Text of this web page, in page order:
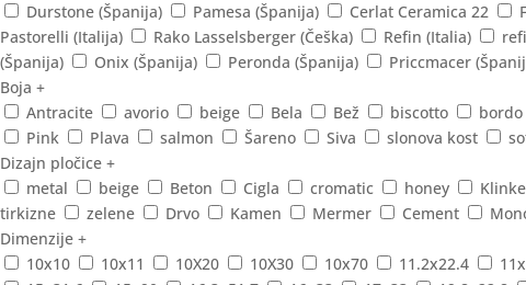
Durstone (Španija)
Pamesa (Španija) Cerlat Ceramica 22
Pastorelli (Italija)
Rako Lasselsberger (Češka) Refin (Italia)
(Španija)
Onix (Španija) Peronda (Španija) Priccmacer
Boja +
Antracite
avorio beige Bela Bež biscotto bordo
Pink
Plava salmon Šareno Siva slonova kost
Dizajn pločice +
metal
beige Beton Cigla cromatic honey
tirkizne
zelene Drvo Kamen Mermer Cement
Dimenzije +
10x10
10x11 10X20 10X30 10x70 11.2x22.4